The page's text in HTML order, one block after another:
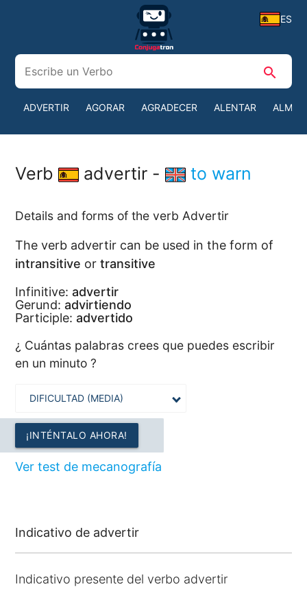
ES
search
ADVERTIR AGORAR AGRADECER ALENTAR
Verb advertir - to warn
Details and forms of the verb Advertir
The verb advertir can be used in the form of
intransitive ortransitive
Infinitive:advertir
Gerund:advirtiendo
Participle:advertido
¿ Cuántas palabras crees que puedes escribir
en un minuto ?
¡INTÉNTALO AHORA!
Ver test de mecanografía
Indicativo de advertir
Indicativo presente del verbo advertir